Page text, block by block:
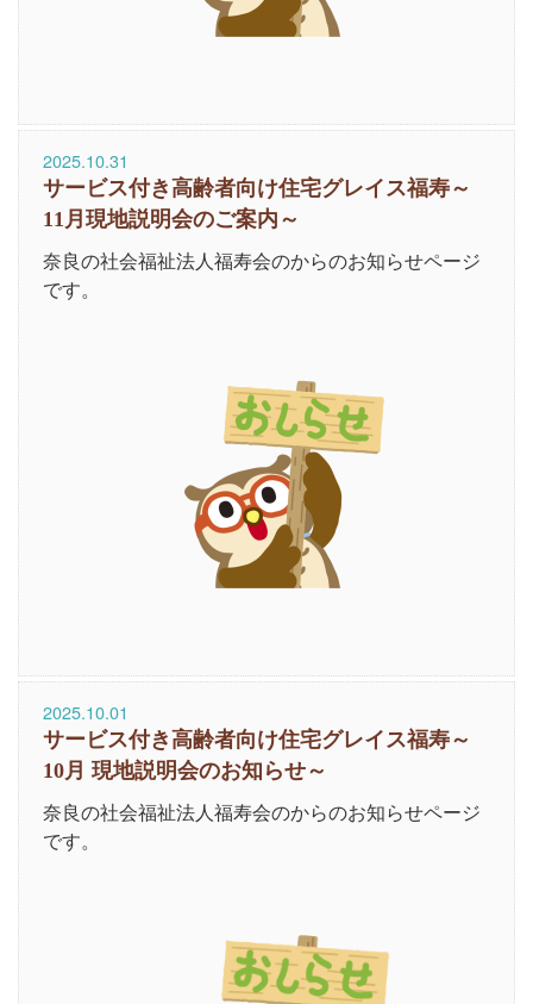
2025.10.31
サービス付き高齢者向け住宅グレイス福寿～
11月現地説明会のご案内～
奈良の社会福祉法人福寿会のからのお知らせページ
です。
2025.10.01
サービス付き高齢者向け住宅グレイス福寿～
10月 現地説明会のお知らせ～
奈良の社会福祉法人福寿会のからのお知らせページ
です。